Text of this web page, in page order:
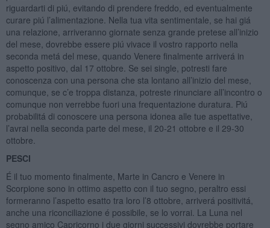
riguardarti di piú, evitando di prendere freddo, ed eventualmente
curare piú l’alimentazione. Nella tua vita sentimentale, se hai giá
una relazione, arriveranno giornate senza grande pretese all’inizio
del mese, dovrebbe essere piú vivace il vostro rapporto nella
seconda metá del mese, quando Venere finalmente arriverá in
aspetto positivo, dal 17 ottobre. Se sei single, potresti fare
conoscenza con una persona che sta lontano all’inizio del mese,
comunque, se c’e troppa distanza, potreste rinunciare all’incontro o
comunque non verrebbe fuori una frequentazione duratura. Piú
probabilitá di conoscere una persona idonea alle tue aspettative,
l’avrai nella seconda parte del mese, il 20-21 ottobre e il 29-30
ottobre.
PESCI
É il tuo momento finalmente, Marte in Cancro e Venere in
Scorpione sono in ottimo aspetto con il tuo segno, peraltro essi
formeranno l’aspetto esatto tra loro l’8 ottobre, arriverá positivitá,
anche una riconciliazione é possibile, se lo vorrai. La Luna nel
segno amico Capricorno i due giorni successivi dovrebbe portare